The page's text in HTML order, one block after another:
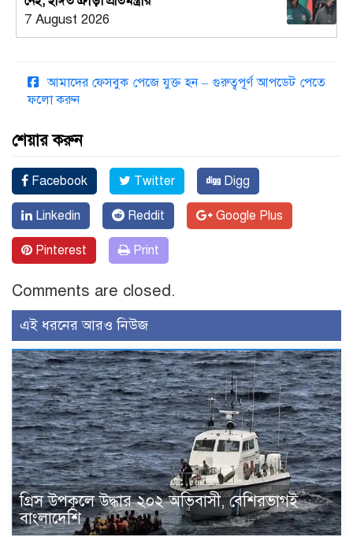
7 August 2026
আমাদের ফেসবুক পেজে যুক্ত হন – গুরুত্বপূর্ণ আপডেট পেতে
ফলো করুন
শেয়ার করুন
Facebook Twitter Digg
Linkedin Reddit Google Plus
Pinterest Print
Comments are closed.
এই ধরনের আরও নিউজ
গ্রিস উপকূলে উদ্ধার ২০২ অভিবাসী, বেশিরভাগই
বাংলাদেশি